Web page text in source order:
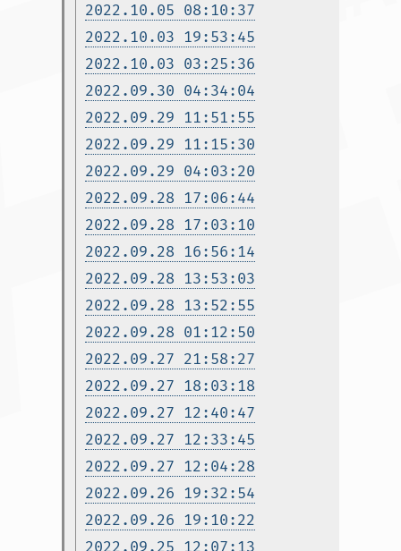
2022.10.05 08:10:37
2022.10.03 19:53:45
2022.10.03 03:25:36
2022.09.30 04:34:04
2022.09.29 11:51:55
2022.09.29 11:15:30
2022.09.29 04:03:20
2022.09.28 17:06:44
2022.09.28 17:03:10
2022.09.28 16:56:14
2022.09.28 13:53:03
2022.09.28 13:52:55
2022.09.28 01:12:50
2022.09.27 21:58:27
2022.09.27 18:03:18
2022.09.27 12:40:47
2022.09.27 12:33:45
2022.09.27 12:04:28
2022.09.26 19:32:54
2022.09.26 19:10:22
2022.09.25 12:07:13